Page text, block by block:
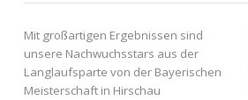
Mit großartigen Ergebnissen sind
unsere Nachwuchsstars aus der
Langlaufsparte von der Bayerischen
Meisterschaft in Hirschau